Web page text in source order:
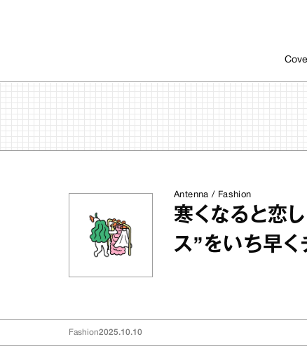
Antenna / Fashion
寒くなると恋
ス”をいち早く
Fashion2025.10.10